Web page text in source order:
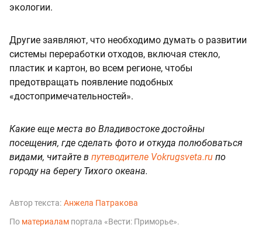
экологии.
Другие заявляют, что необходимо думать о развитии
системы переработки отходов, включая стекло,
пластик и картон, во всем регионе, чтобы
предотвращать появление подобных
«достопримечательностей».
Какие еще места во Владивостоке достойны
посещения, где сделать фото и откуда полюбоваться
видами, читайте в путеводителе Vokrugsveta.ru по
городу на берегу Тихого океана.
Автор текста: Анжела Патракова
По материалам портала «Вести: Приморье».